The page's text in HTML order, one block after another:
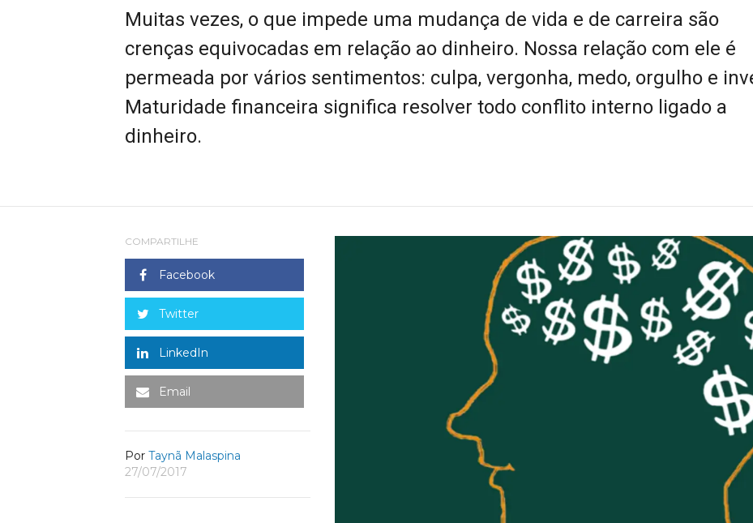
Muitas vezes, o que impede uma mudança de vida e de carreira são
crenças equivocadas em relação ao dinheiro. Nossa relação com ele é
permeada por vários sentimentos: culpa, vergonha, medo, orgulho e
Maturidade financeira significa resolver todo conflito interno ligado a
dinheiro.
COMPARTILHE
Facebook
Twitter
LinkedIn
Email
Por Taynã Malaspina
27/07/2017